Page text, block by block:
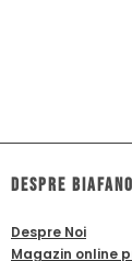
dESPRE
Despre Noi
Magazin online